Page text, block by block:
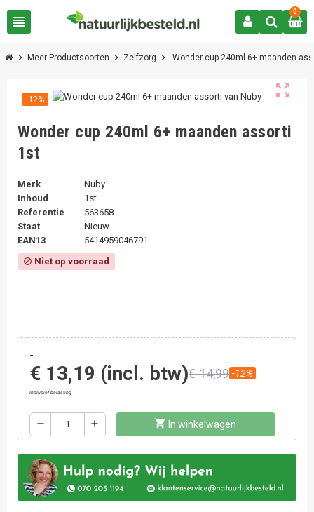
view_headline
0
chevron_right Meer Productsoorten chevron_right Zelfzorg chevron_right Wonder cup 240ml 6+ maanden
zoom_out_map
-12%
Wonder cup 240ml 6+ maanden assorti
1st
Merk
Nuby
Inhoud
1st
Referentie
563658
Staat
Nieuw
EAN13
5414959046791
block Niet op voorraad
-
€ 13,19 (incl. btw)€ 14,99 -12%
Inclusief belasting
remove add shopping_cart In winkelwagen